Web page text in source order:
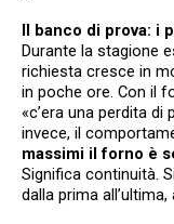
Il banco di prova: i
Durante la stagione
richiesta cresce in
in poche ore. Con il
«c’era una perdita
invece, il
massimi il forno è
Significa continuità.
dalla prima